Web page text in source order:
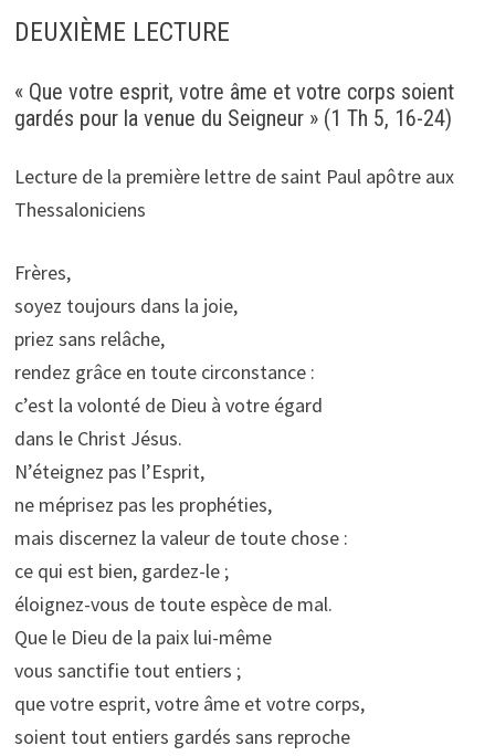
DEUXIÈME LECTURE
« Que votre esprit, votre âme et votre corps soient
gardés pour la venue du Seigneur » (1 Th 5, 16-24)
Lecture de la première lettre de saint Paul apôtre aux
Thessaloniciens
Frères,
soyez toujours dans la joie,
priez sans relâche,
rendez grâce en toute circonstance :
c’est la volonté de Dieu à votre égard
dans le Christ Jésus.
N’éteignez pas l’Esprit,
ne méprisez pas les prophéties,
mais discernez la valeur de toute chose :
ce qui est bien, gardez-le ;
éloignez-vous de toute espèce de mal.
Que le Dieu de la paix lui-même
vous sanctifie tout entiers ;
que votre esprit, votre âme et votre corps,
soient tout entiers gardés sans reproche